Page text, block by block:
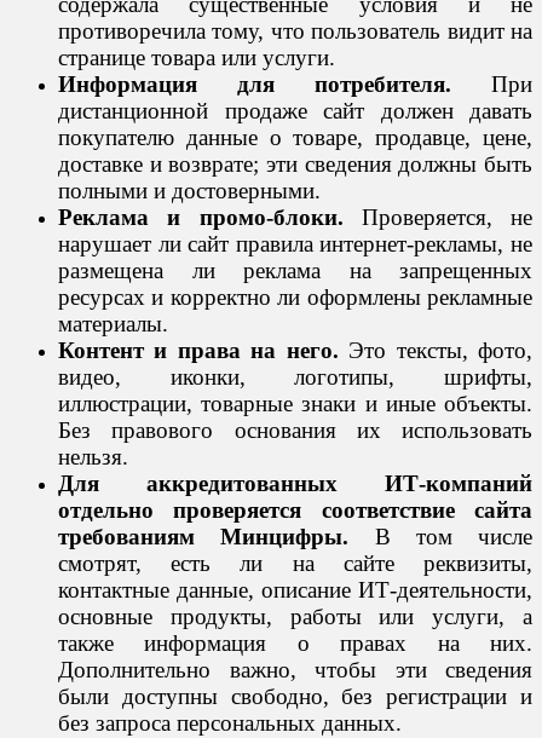
противоречила тому, что пользователь видит на
странице товара или услуги.
Информация для потребителя. При
дистанционной продаже сайт должен давать
покупателю данные о товаре, продавце, цене,
доставке и возврате; эти сведения должны быть
полными и достоверными.
Реклама и промо-блоки. Проверяется, не
нарушает ли сайт правила интернет-рекламы, не
размещена ли реклама на запрещенных
ресурсах и корректно ли оформлены рекламные
материалы.
Контент и права на него. Это тексты, фото,
видео, иконки, логотипы, шрифты,
иллюстрации, товарные знаки и иные объекты.
Без правового основания их использовать
нельзя.
Для аккредитованных ИТ-компаний
отдельно проверяется соответствие сайта
требованиям Минцифры. В том числе
смотрят, есть ли на сайте реквизиты,
контактные данные, описание ИТ-деятельности,
основные продукты, работы или услуги, а
также информация о правах на них.
Дополнительно важно, чтобы эти сведения
были доступны свободно, без регистрации и
без запроса персональных данных.